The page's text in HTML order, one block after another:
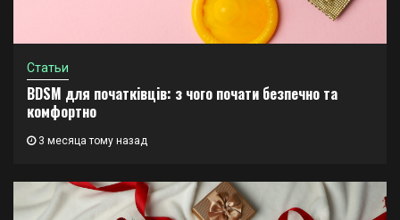
Статьи
BDSM для початківців: з чого почати безпечно та
комфортно
3 месяца тому назад